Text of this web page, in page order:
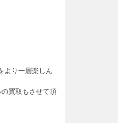
より一層楽しん
買取もさせて頂